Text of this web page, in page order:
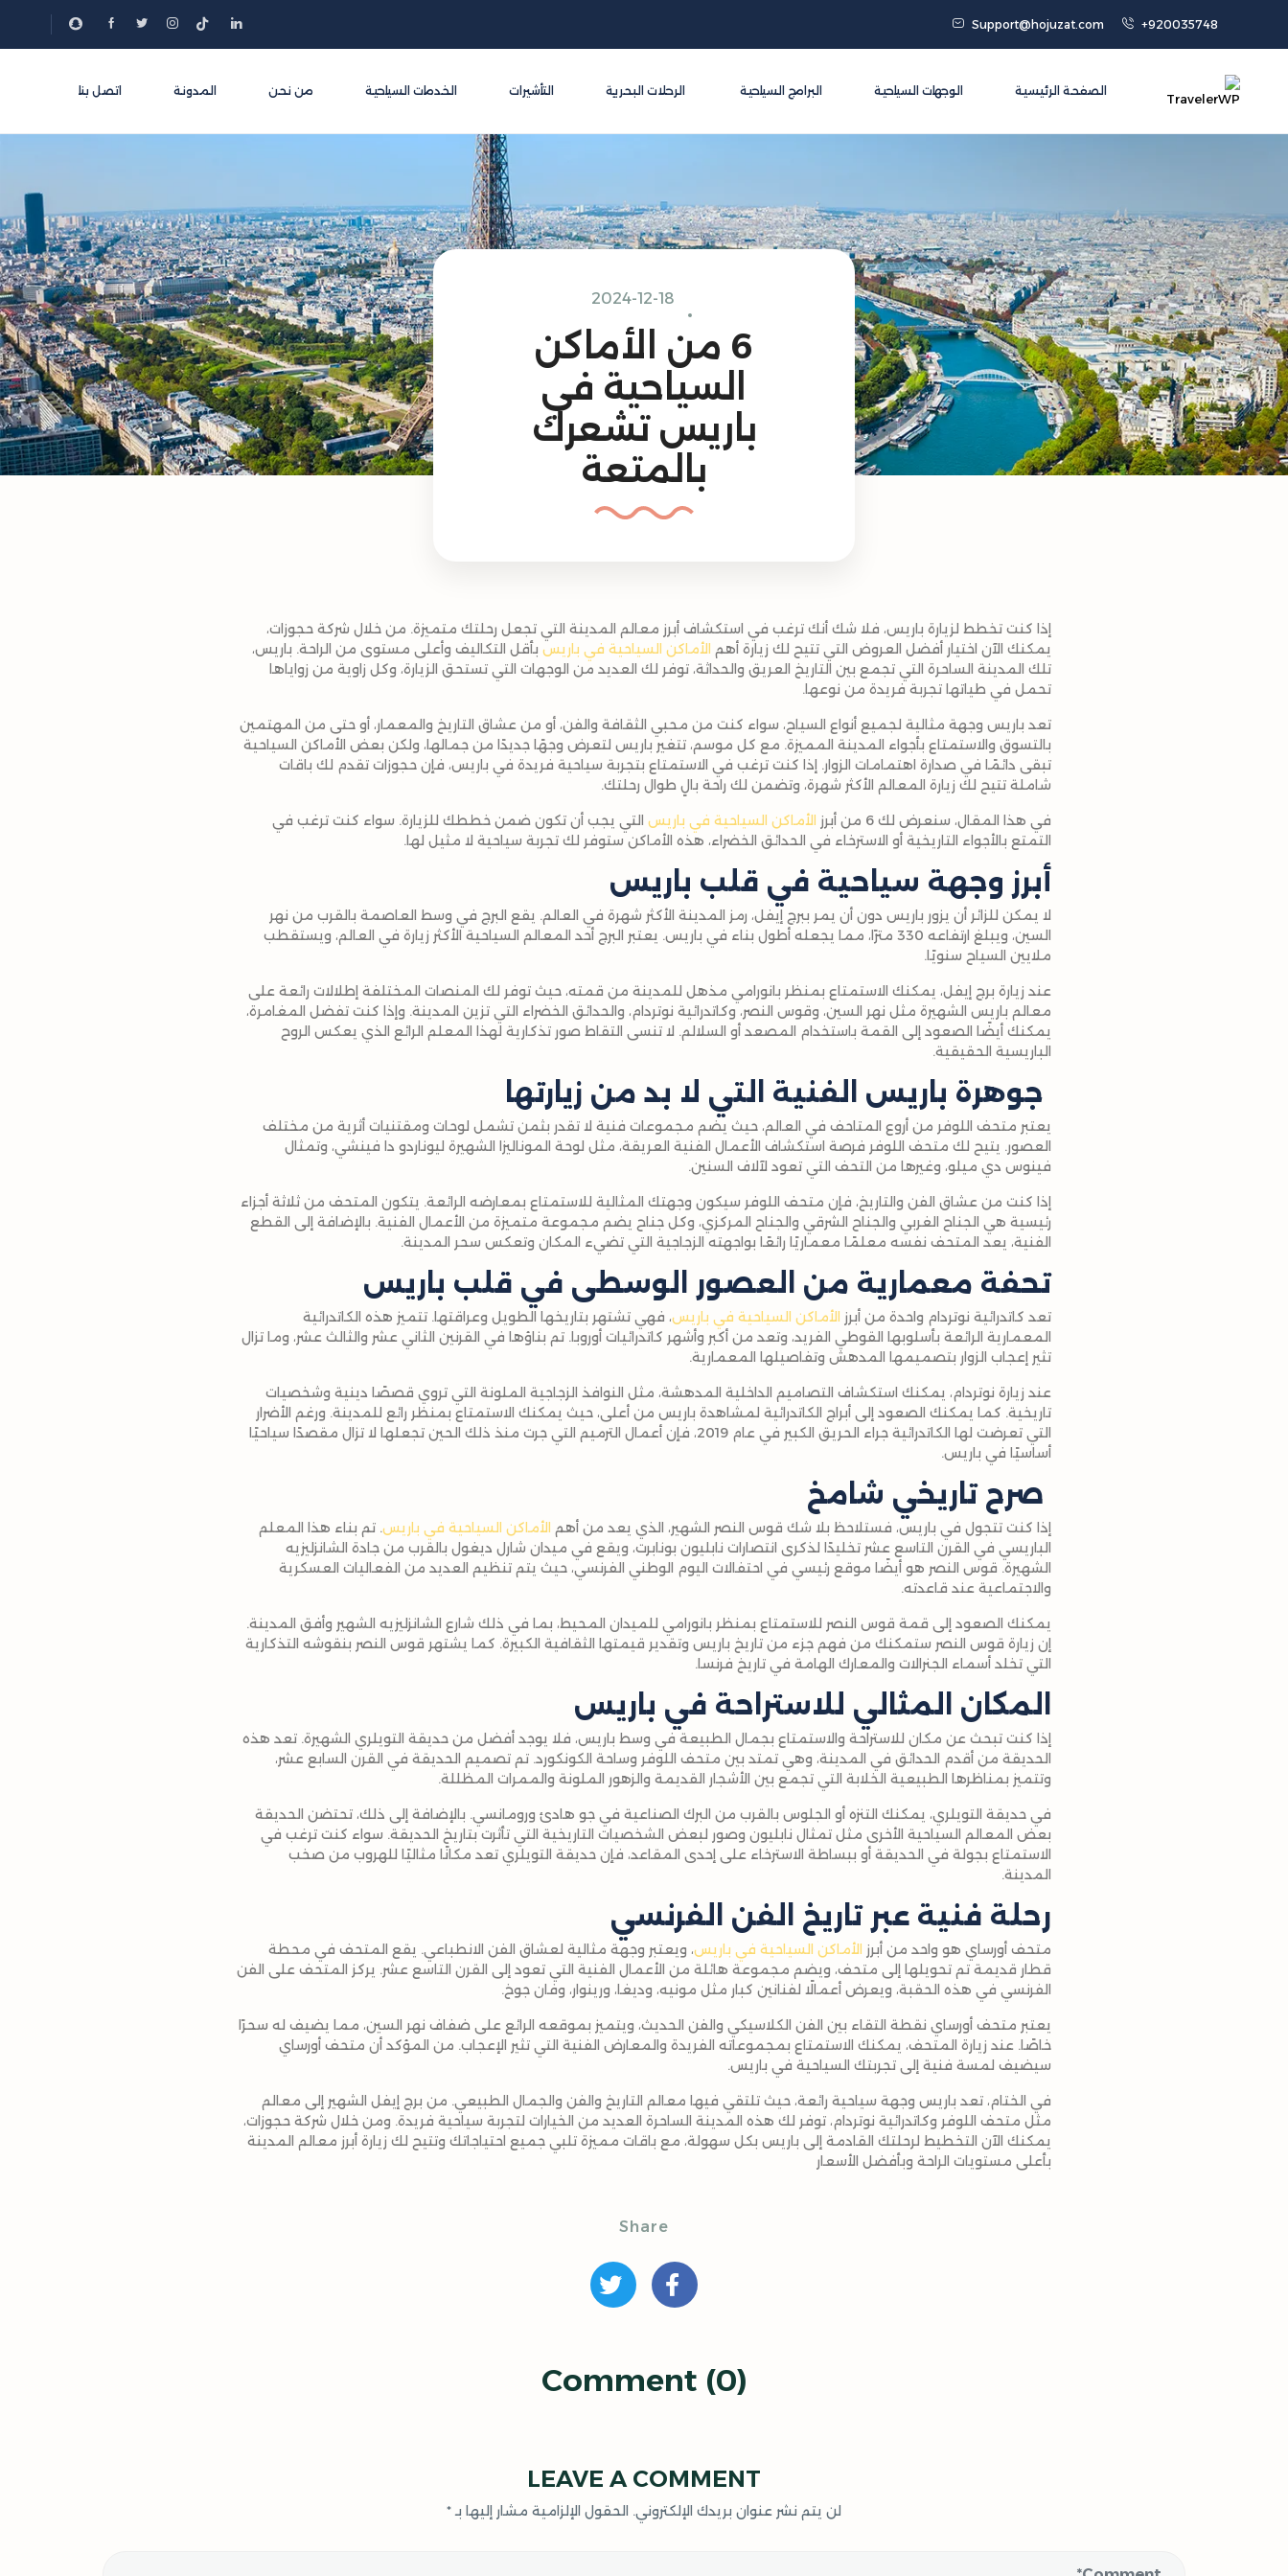
+920035748
Support@hojuzat.com
الصفحة الرئيسية الوجهات السياحية البرامج السياحية الرحلات البحرية التأشيرات الخدمات السياحية من نحن المدونة اتصل بنا
6 من الأماكن
السياحية في
باريس تشعرك
بالمتعة
إذا كنت تخطط لزيارة باريس، فلا شك أنك ترغب في استكشاف أبرز معالم المدينة التي تجعل رحلتك متميزة. من خلال شركة حجوزات،
يمكنك الآن اختيار أفضل العروض التي تتيح لك زيارة أهم الأماكن السياحية في باريس بأقل التكاليف وأعلى مستوى من الراحة. باريس،
تلك المدينة الساحرة التي تجمع بين التاريخ العريق والحداثة، توفر لك العديد من الوجهات التي تستحق الزيارة، وكل زاوية من زواياها
تحمل في طياتها تجربة فريدة من نوعها.
تعد باريس وجهة مثالية لجميع أنواع السياح، سواء كنت من محبي الثقافة والفن، أو من عشاق التاريخ والمعمار، أو حتى من المهتمين
بالتسوق والاستمتاع بأجواء المدينة المميزة. مع كل موسم، تتغير باريس لتعرض وجهًا جديدًا من جمالها، ولكن بعض الأماكن السياحية
تبقى دائمًا في صدارة اهتمامات الزوار. إذا كنت ترغب في الاستمتاع بتجربة سياحية فريدة في باريس، فإن حجوزات تقدم لك باقات
شاملة تتيح لك زيارة المعالم الأكثر شهرة، وتضمن لك راحة بالٍ طوال رحلتك.
في هذا المقال، سنعرض لك 6 من أبرز الأماكن السياحية في باريس التي يجب أن تكون ضمن خططك للزيارة. سواء كنت ترغب في
التمتع بالأجواء التاريخية أو الاسترخاء في الحدائق الخضراء، هذه الأماكن ستوفر لك تجربة سياحية لا مثيل لها.
أبرز وجهة سياحية في قلب باريس
لا يمكن للزائر أن يزور باريس دون أن يمر ببرج إيفل، رمز المدينة الأكثر شهرة في العالم. يقع البرج في وسط العاصمة بالقرب من نهر
السين، ويبلغ ارتفاعه 330 مترًا، مما يجعله أطول بناء في باريس. يعتبر البرج أحد المعالم السياحية الأكثر زيارة في العالم، ويستقطب
ملايين السياح سنويًا.
عند زيارة برج إيفل، يمكنك الاستمتاع بمنظر بانورامي مذهل للمدينة من قمته، حيث توفر لك المنصات المختلفة إطلالات رائعة على
معالم باريس الشهيرة مثل نهر السين، وقوس النصر، وكاتدرائية نوتردام، والحدائق الخضراء التي تزين المدينة. وإذا كنت تفضل المغامرة،
يمكنك أيضًا الصعود إلى القمة باستخدام المصعد أو السلالم. لا تنسى التقاط صور تذكارية لهذا المعلم الرائع الذي يعكس الروح
الباريسية الحقيقية.
جوهرة باريس الفنية التي لا بد من زيارتها
يعتبر متحف اللوفر من أروع المتاحف في العالم، حيث يضم مجموعات فنية لا تقدر بثمن تشمل لوحات ومقتنيات أثرية من مختلف
العصور. يتيح لك متحف اللوفر فرصة استكشاف الأعمال الفنية العريقة، مثل لوحة الموناليزا الشهيرة ليوناردو دا فينشي، وتمثال
فينوس دي ميلو، وغيرها من التحف التي تعود لآلاف السنين.
إذا كنت من عشاق الفن والتاريخ، فإن متحف اللوفر سيكون وجهتك المثالية للاستمتاع بمعارضه الرائعة. يتكون المتحف من ثلاثة أجزاء
رئيسية هي الجناح الغربي والجناح الشرقي والجناح المركزي، وكل جناح يضم مجموعة متميزة من الأعمال الفنية. بالإضافة إلى القطع
الفنية، يعد المتحف نفسه معلمًا معماريًا رائعًا بواجهته الزجاجية التي تضيء المكان وتعكس سحر المدينة.
تحفة معمارية من العصور الوسطى في قلب باريس
تعد كاتدرائية نوتردام واحدة من أبرز الأماكن السياحية في باريس، فهي تشتهر بتاريخها الطويل وعراقتها. تتميز هذه الكاتدرائية
المعمارية الرائعة بأسلوبها القوطي الفريد، وتعد من أكبر وأشهر كاتدرائيات أوروبا. تم بناؤها في القرنين الثاني عشر والثالث عشر، وما تزال
تثير إعجاب الزوار بتصميمها المدهش وتفاصيلها المعمارية.
عند زيارة نوتردام، يمكنك استكشاف التصاميم الداخلية المدهشة، مثل النوافذ الزجاجية الملونة التي تروي قصصًا دينية وشخصيات
تاريخية. كما يمكنك الصعود إلى أبراج الكاتدرائية لمشاهدة باريس من أعلى، حيث يمكنك الاستمتاع بمنظر رائع للمدينة. ورغم الأضرار
التي تعرضت لها الكاتدرائية جراء الحريق الكبير في عام 2019، فإن أعمال الترميم التي جرت منذ ذلك الحين تجعلها لا تزال مقصدًا سياحيًا
أساسيًا في باريس.
صرح تاريخي شامخ
إذا كنت تتجول في باريس، فستلاحظ بلا شك قوس النصر الشهير، الذي يعد من أهم الأماكن السياحية في باريس. تم بناء هذا المعلم
الباريسي في القرن التاسع عشر تخليدًا لذكرى انتصارات نابليون بونابرت، ويقع في ميدان شارل ديغول بالقرب من جادة الشانزليزيه
الشهيرة. قوس النصر هو أيضًا موقع رئيسي في احتفالات اليوم الوطني الفرنسي، حيث يتم تنظيم العديد من الفعاليات العسكرية
والاجتماعية عند قاعدته.
يمكنك الصعود إلى قمة قوس النصر للاستمتاع بمنظر بانورامي للميدان المحيط، بما في ذلك شارع الشانزليزيه الشهير وأفق المدينة.
إن زيارة قوس النصر ستمكنك من فهم جزء من تاريخ باريس وتقدير قيمتها الثقافية الكبيرة. كما يشتهر قوس النصر بنقوشه التذكارية
التي تخلد أسماء الجنرالات والمعارك الهامة في تاريخ فرنسا.
المكان المثالي للاستراحة في باريس
إذا كنت تبحث عن مكان للاستراحة والاستمتاع بجمال الطبيعة في وسط باريس، فلا يوجد أفضل من حديقة التويلري الشهيرة. تعد هذه
الحديقة من أقدم الحدائق في المدينة، وهي تمتد بين متحف اللوفر وساحة الكونكورد. تم تصميم الحديقة في القرن السابع عشر،
وتتميز بمناظرها الطبيعية الخلابة التي تجمع بين الأشجار القديمة والزهور الملونة والممرات المظللة.
في حديقة التويلري، يمكنك التنزه أو الجلوس بالقرب من البرك الصناعية في جو هادئ ورومانسي. بالإضافة إلى ذلك، تحتضن الحديقة
بعض المعالم السياحية الأخرى مثل تمثال نابليون وصور لبعض الشخصيات التاريخية التي تأثرت بتاريخ الحديقة. سواء كنت ترغب في
الاستمتاع بجولة في الحديقة أو ببساطة الاسترخاء على إحدى المقاعد، فإن حديقة التويلري تعد مكانًا مثاليًا للهروب من صخب
المدينة.
رحلة فنية عبر تاريخ الفن الفرنسي
متحف أورساي هو واحد من أبرز الأماكن السياحية في باريس، ويعتبر وجهة مثالية لعشاق الفن الانطباعي. يقع المتحف في محطة
قطار قديمة تم تحويلها إلى متحف، ويضم مجموعة هائلة من الأعمال الفنية التي تعود إلى القرن التاسع عشر. يركز المتحف على الفن
الفرنسي في هذه الحقبة، ويعرض أعمالًا لفنانين كبار مثل مونيه، وديغا، ورينوار، وفان جوخ.
يعتبر متحف أورساي نقطة التقاء بين الفن الكلاسيكي والفن الحديث، ويتميز بموقعه الرائع على ضفاف نهر السين، مما يضيف له سحرًا
خاصًا. عند زيارة المتحف، يمكنك الاستمتاع بمجموعاته الفريدة والمعارض الفنية التي تثير الإعجاب. من المؤكد أن متحف أورساي
سيضيف لمسة فنية إلى تجربتك السياحية في باريس.
في الختام، تعد باريس وجهة سياحية رائعة، حيث تلتقي فيها معالم التاريخ والفن والجمال الطبيعي. من برج إيفل الشهير إلى معالم
مثل متحف اللوفر وكاتدرائية نوتردام، توفر لك هذه المدينة الساحرة العديد من الخيارات لتجربة سياحية فريدة. ومن خلال شركة حجوزات،
يمكنك الآن التخطيط لرحلتك القادمة إلى باريس بكل سهولة، مع باقات مميزة تلبي جميع احتياجاتك وتتيح لك زيارة أبرز معالم المدينة
بأعلى مستويات الراحة وبأفضل الأسعار
Share
Comment (0)
LEAVE A COMMENT
لن يتم نشر عنوان بريدك الإلكتروني. الحقول الإلزامية مشار إليها بـ*